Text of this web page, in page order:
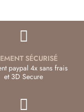
SÉCURISÉ
paypal 4x sans frais
et 3D Secure